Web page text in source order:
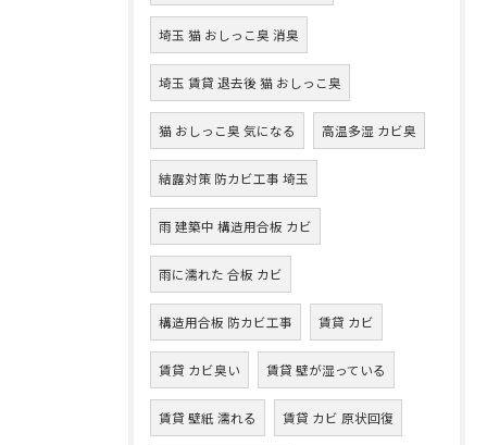
埼玉 猫 おしっこ臭 消臭
埼玉 賃貸 退去後 猫 おしっこ臭
猫 おしっこ臭 気になる 高温多湿 カビ臭
結露対策 防カビ工事 埼玉
雨 建築中 構造用合板 カビ
雨に濡れた 合板 カビ
構造用合板 防カビ工事 賃貸 カビ
賃貸 カビ臭い 賃貸 壁が湿っている
賃貸 壁紙 濡れる 賃貸 カビ 原状回復